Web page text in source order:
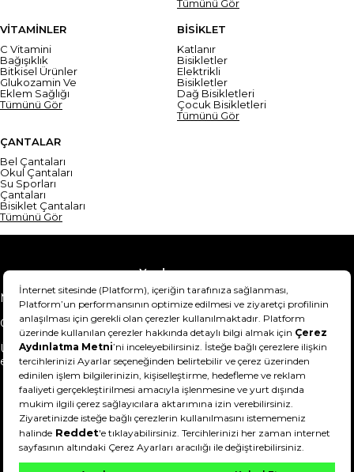
Tümünü Gör
VİTAMİNLER
C Vitamini
Bağışıklık
Bitkisel Ürünler
Glukozamin Ve
Eklem Sağlığı
Tümünü Gör
BİSİKLET
Katlanır
Bisikletler
Elektrikli
Bisikletler
Dağ Bisikletleri
Çocuk Bisikletleri
Tümünü Gör
ÇANTALAR
Bel Çantaları
Okul Çantaları
Su Sporları
Çantaları
Bisiklet Çantaları
Tümünü Gör
Yardım
Mesafeli Satış Sözleşmesi
Teslimat Bilgisi
Gizlilik Sözleşmesi
Şartlar & Koşullar
Ürünümü nasıl iade
edebilirim?
Hakkımızda
DeFactoFIT ©️ 2022-2026. Tüm hakları saklıdır.